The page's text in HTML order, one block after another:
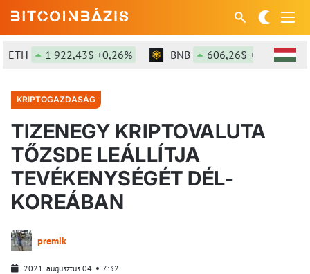
1 922,43$ +0,26% BNB 606,26$ +1,8%
KRIPTOGAZDASÁG
TIZENEGY KRIPTOVALUTA
TŐZSDE LEÁLLÍTJA
TEVÉKENYSÉGÉT DÉL-
KOREÁBAN
premik
2021. augusztus 04.
7:32